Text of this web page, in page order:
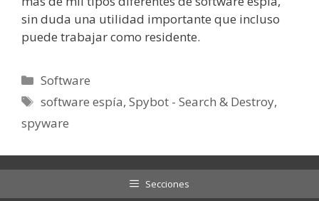
sin duda una utilidad importante que incluso
puede trabajar como residente.
Categorías
Software
Etiquetas
software espía,Spybot - Search & Destroy,
spyware
Secciones